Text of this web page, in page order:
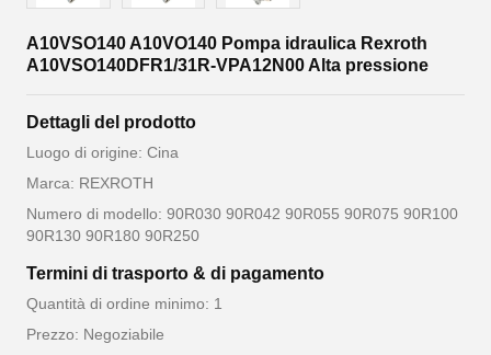
A10VSO140 A10VO140 Pompa idraulica Rexroth
A10VSO140DFR1/31R-VPA12N00 Alta pressione
Dettagli del prodotto
Luogo di origine: Cina
Marca: REXROTH
Numero di modello: 90R030 90R042 90R055 90R075 90R100
90R130 90R180 90R250
Termini di trasporto & di pagamento
Quantità di ordine minimo: 1
Prezzo: Negoziabile